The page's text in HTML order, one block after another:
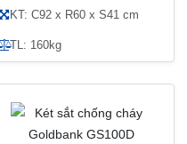
KT: C92 x R60 x S41 cm
TL: 160kg